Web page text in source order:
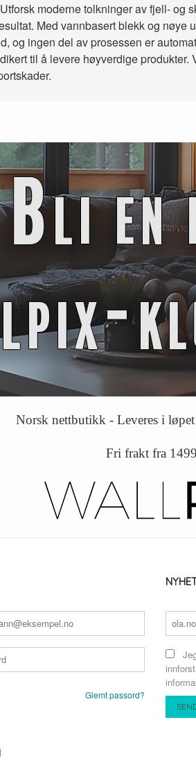
moderne tolkninger av fjell-
Med vannbasert blekk og
og ingen del av prosessen er
til å levere høyverdige
Norsk nettbutikk - Leveres i
Fri frakt fra
Glemt passord?